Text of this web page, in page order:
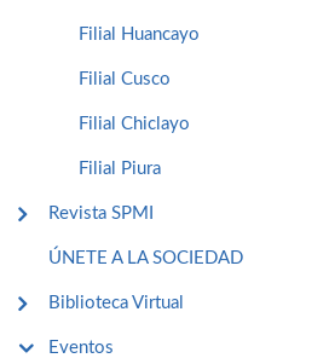
Filial Huancayo
Filial Cusco
Filial Chiclayo
Filial Piura
Revista SPMI
ÚNETE A LA SOCIEDAD
Biblioteca Virtual
Eventos